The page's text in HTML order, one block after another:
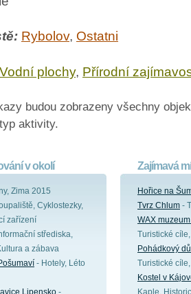
Rybolov, Ostatni
Vodní plochy, Přírodní
budou zobrazeny všechny
aktivity.
v okolí
Zima 2015
Cyklostezky,
zařízení
střediska,
a zábava
- Hotely, Léto
Lipensko -
Zajímavá
Hořice na
Tvrz Chlum -
WAX
Turistické
Pohádkový
Turistické
Kostel v
Kaple,